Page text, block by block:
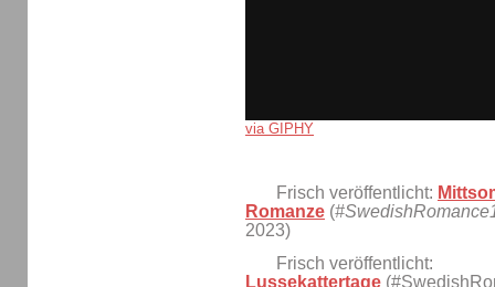
via GIPHY
Frisch veröffentlicht:
Romanze (
2023)
Frisch veröffentlicht:
Lussekattertage